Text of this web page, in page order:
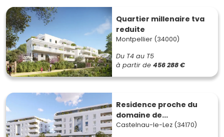
Quartier millenaire tva
reduite
Montpellier (34000)
Du T4 au T5
à partir de 456 288 €
Residence proche du
domaine de...
Castelnau-le-Lez (34170)